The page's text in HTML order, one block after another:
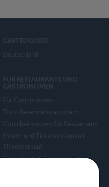
GASTROGUIDE
Deutschland
FÜR RESTAURANTS UND
GASTRONOMEN
Für Gastronomen
Tisch Reservierungsystem
Gutscheinsystem für Restaurants
Event- und Ticketsystem mit
Ticketverkauf
Bestellsystem Lieferung und